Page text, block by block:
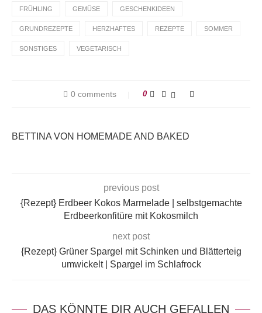
FRÜHLING GEMÜSE GESCHENKIDEEN
GRUNDREZEPTE HERZHAFTES REZEPTE SOMMER
SONSTIGES VEGETARISCH
0 comments 0
BETTINA VON HOMEMADE AND BAKED
previous post
{Rezept} Erdbeer Kokos Marmelade | selbstgemachte
Erdbeerkonfitüre mit Kokosmilch
next post
{Rezept} Grüner Spargel mit Schinken und Blätterteig
umwickelt | Spargel im Schlafrock
DAS KÖNNTE DIR AUCH GEFALLEN